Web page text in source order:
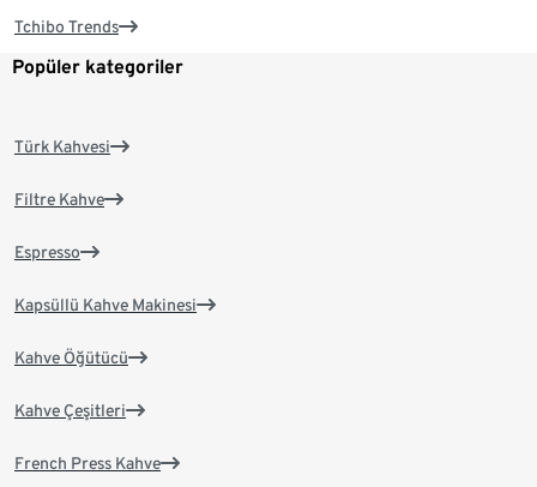
Tchibo Trends
Popüler kategoriler
Türk Kahvesi
Filtre Kahve
Espresso
Kapsüllü Kahve Makinesi
Kahve Öğütücü
Kahve Çeşitleri
French Press Kahve